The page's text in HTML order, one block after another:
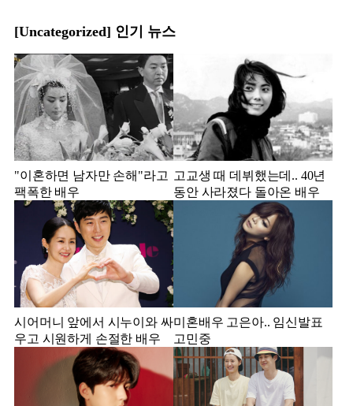
[Uncategorized] 인기 뉴스
"이혼하면 남자만 손해"라고
팩폭한 배우
고교생 때 데뷔했는데.. 40년
동안 사라졌다 돌아온 배우
시어머니 앞에서 시누이와 싸
우고 시원하게 손절한 배우
미혼배우 고은아.. 임신발표
고민중